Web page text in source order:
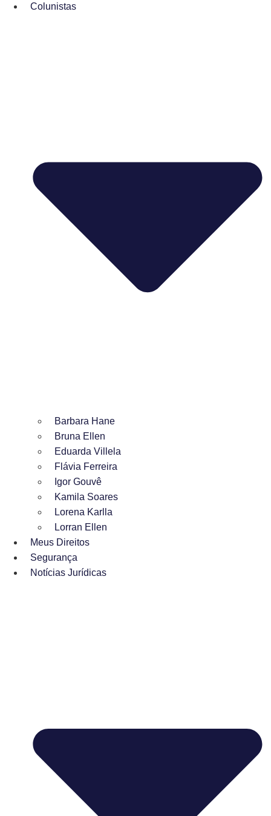
Colunistas
Barbara Hane
Bruna Ellen
Eduarda Villela
Flávia Ferreira
Igor Gouvê
Kamila Soares
Lorena Karlla
Lorran Ellen
Meus Direitos
Segurança
Notícias Jurídicas